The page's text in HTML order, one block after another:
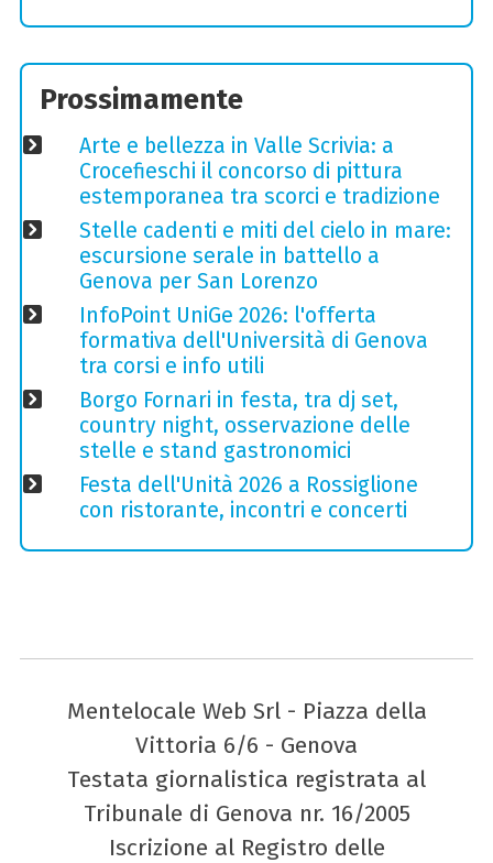
Prossimamente
Arte e bellezza in Valle Scrivia: a
Crocefieschi il concorso di pittura
estemporanea tra scorci e tradizione
Stelle cadenti e miti del cielo in mare:
escursione serale in battello a
Genova per San Lorenzo
InfoPoint UniGe 2026: l'offerta
formativa dell'Università di Genova
tra corsi e info utili
Borgo Fornari in festa, tra dj set,
country night, osservazione delle
stelle e stand gastronomici
Festa dell'Unità 2026 a Rossiglione
con ristorante, incontri e concerti
Mentelocale Web Srl - Piazza della
Vittoria 6/6 - Genova
Testata giornalistica registrata al
Tribunale di Genova nr. 16/2005
Iscrizione al Registro delle